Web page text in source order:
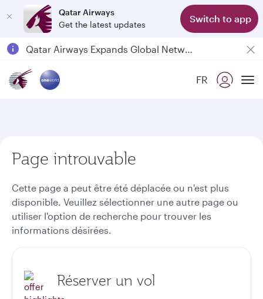
Qatar Airways
Get the latest updates
Switch to app
6 August 2026: Qatar Airways flight resumption to Bahrain (BAH), Erbil (EBL), and Kuwait (KWI)FR
Page introuvable
Cette page a peut être été déplacée ou n'est plus
disponible. Veuillez sélectionner une autre page ou
utiliser l'option de recherche pour trouver les
informations désirées.
Réserver un vol